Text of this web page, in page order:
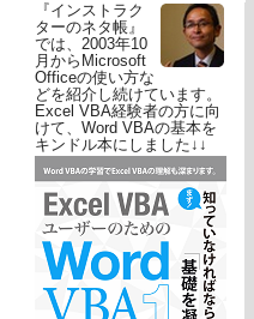
『インストラク
ターのネタ帳』
では、2003年10
月からMicrosoft
Officeの使い方な
どを紹介し続けています。
Excel VBA経験者の方に向
けて、Word VBAの基本を
キンドル本にしました↓↓